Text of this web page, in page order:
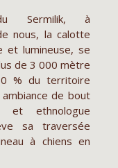
Sermilik, à
nous, la calotte
et lumineuse, se
de 3 000 mètre
% du territoire
ambiance de bout
et ethnologue
sa traversée
à chiens en